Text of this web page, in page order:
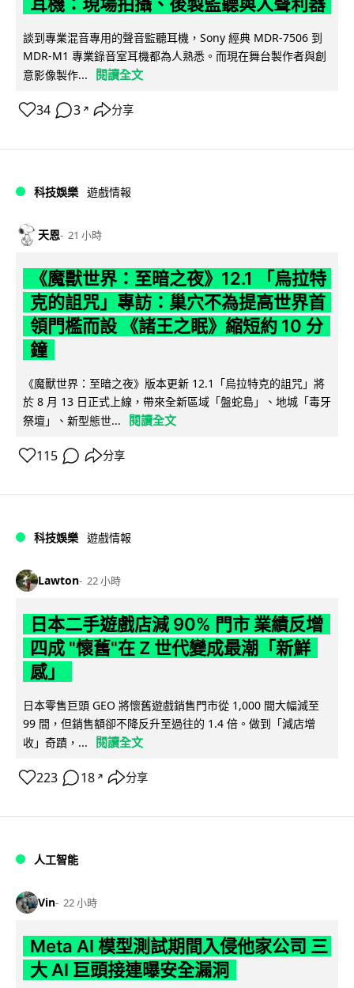
談到專業混音專用的聲音監聽耳機，Sony 經典 MDR-7506 到
MDR-M1 專業錄音室耳機都為人熟悉。而現在舞台製作者與創
意影像製作...
閱讀全文
34 3 ↗ 分享
科技娛樂 遊戲情報
天恩 21 小時
《魔獸世界：至暗之夜》12.1 「烏拉特
克的詛咒」專訪：巢穴不為提高世界首
領門檻而設 《諸王之眠》縮短約 10 分
鐘
《魔獸世界：至暗之夜》版本更新 12.1「烏拉特克的詛咒」將
於 8 月 13 日正式上線，帶來全新區域「盤蛇島」、地城「毒牙
祭壇」、新型態世...
閱讀全文
115 分享
科技娛樂 遊戲情報
Lawton 22 小時
日本二手遊戲店減 90% 門市 業績反增
四成 "懷舊"在 Z 世代變成最潮「新鮮
感」
日本零售巨頭 GEO 將懷舊遊戲銷售門市從 1,000 間大幅減至
99 間，但銷售額卻不降反升至過往的 1.4 倍。做到「減店增
收」奇蹟，...
閱讀全文
223 18 ↗ 分享
人工智能
Vin 22 小時
Meta AI 模型測試期間入侵他家公司 三
大 AI 巨頭接連曝安全漏洞